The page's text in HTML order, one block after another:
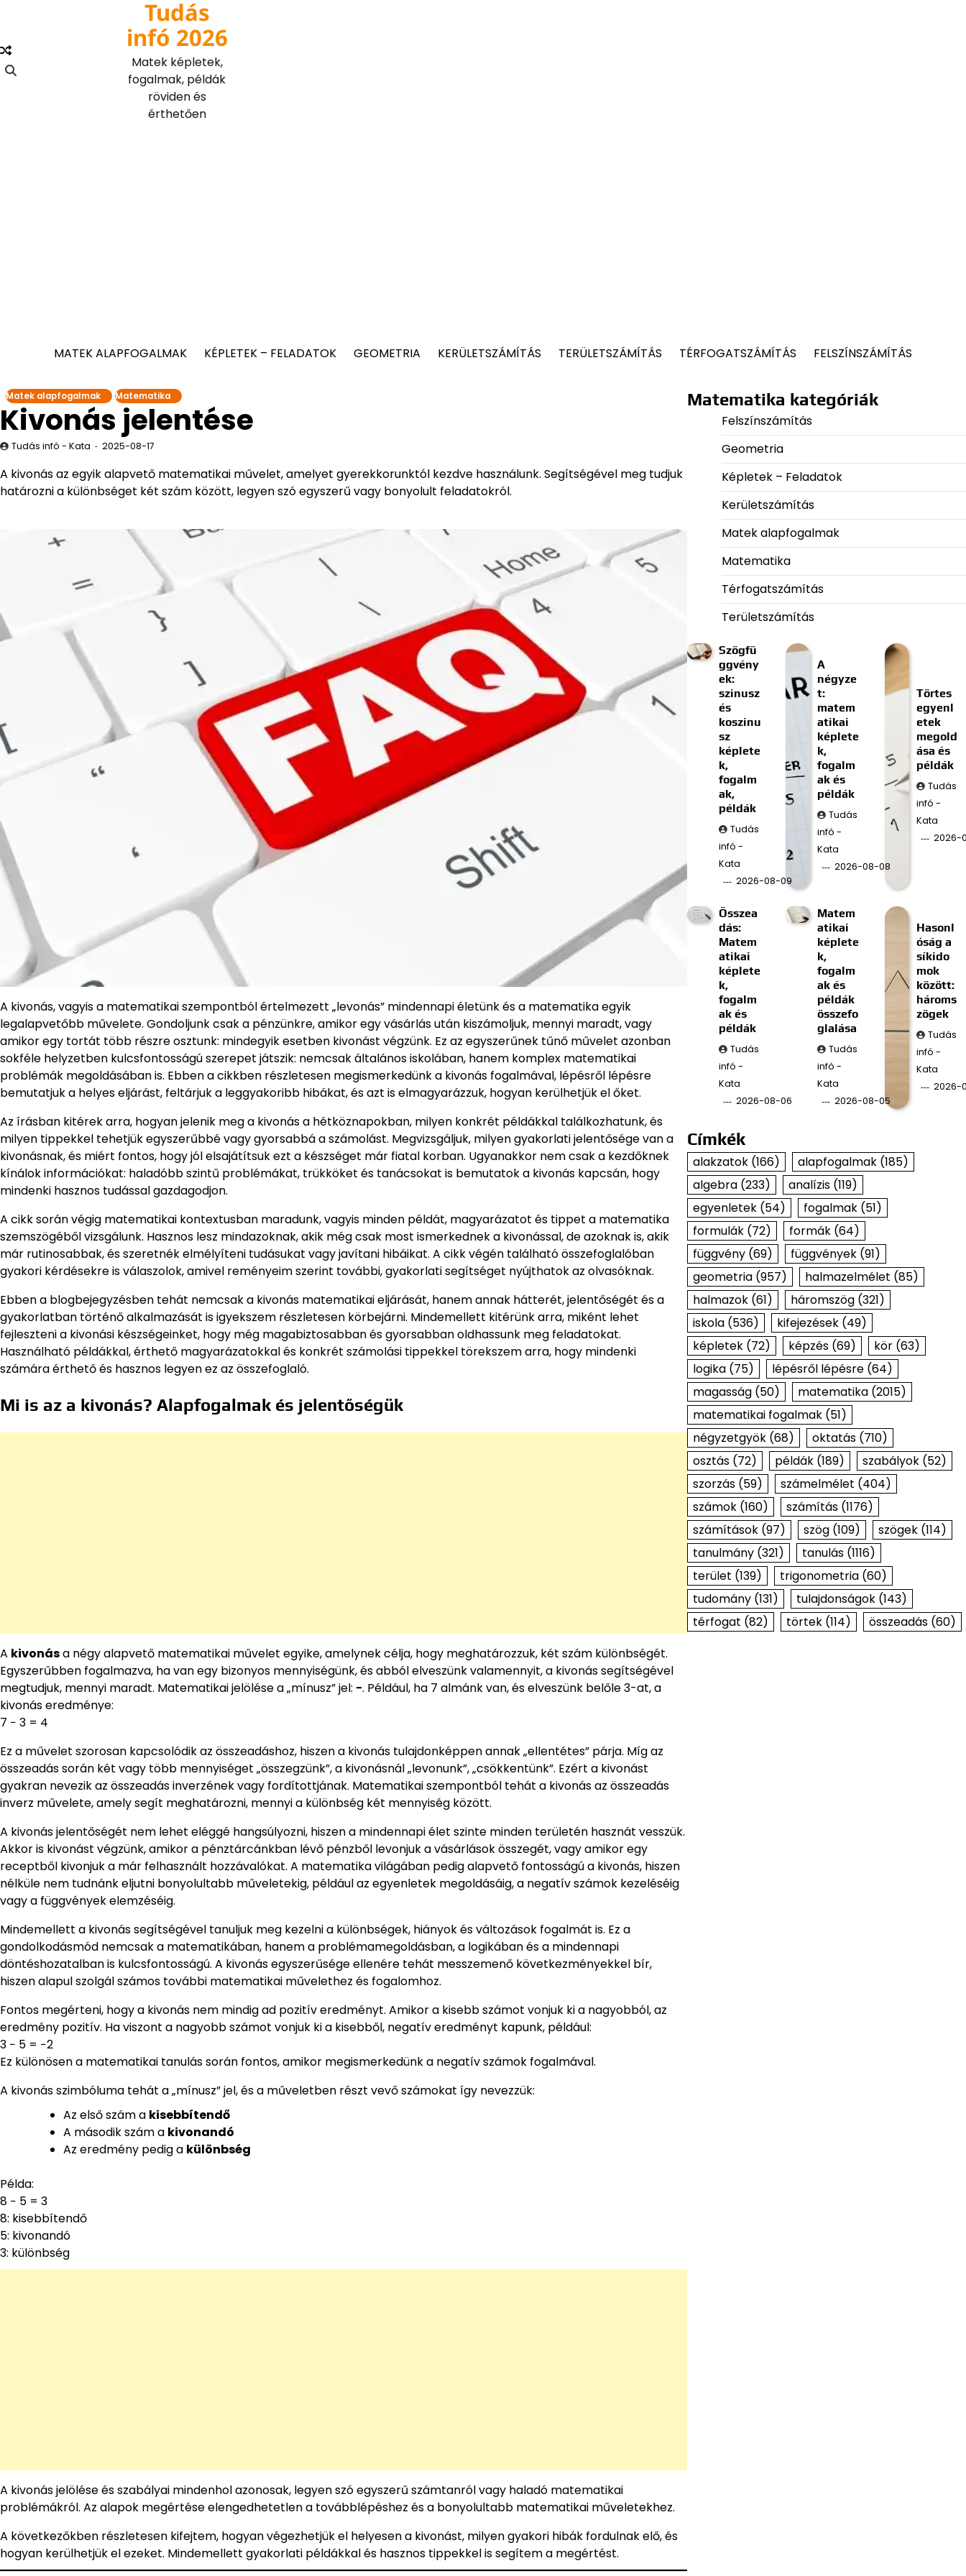
content
Tudás
infó 2026
Matek képletek,
fogalmak, példák
röviden és
érthetően
MATEK ALAPFOGALMAK KÉPLETEK – FELADATOK GEOMETRIA KERÜLETSZÁMÍTÁS TERÜLETSZÁMÍTÁS TÉRFOGATSZÁMÍTÁS FELSZÍNSZÁMÍTÁS
Matek alapfogalmak Matematika
Kivonás jelentése
Tudás infó - Kata 2025-08-17
A kivonás az egyik alapvető matematikai művelet, amelyet gyerekkorunktól kezdve használunk. Segítségével meg tudjuk
határozni a különbséget két szám között, legyen szó egyszerű vagy bonyolult feladatokról.
A kivonás, vagyis a matematikai szempontból értelmezett „levonás” mindennapi életünk és a matematika egyik
legalapvetőbb művelete. Gondoljunk csak a pénzünkre, amikor egy vásárlás után kiszámoljuk, mennyi maradt, vagy
amikor egy tortát több részre osztunk: mindegyik esetben kivonást végzünk. Ez az egyszerűnek tűnő művelet azonban
sokféle helyzetben kulcsfontosságú szerepet játszik: nemcsak általános iskolában, hanem komplex matematikai
problémák megoldásában is. Ebben a cikkben részletesen megismerkedünk a kivonás fogalmával, lépésről lépésre
bemutatjuk a helyes eljárást, feltárjuk a leggyakoribb hibákat, és azt is elmagyarázzuk, hogyan kerülhetjük el őket.
Az írásban kitérek arra, hogyan jelenik meg a kivonás a hétköznapokban, milyen konkrét példákkal találkozhatunk, és
milyen tippekkel tehetjük egyszerűbbé vagy gyorsabbá a számolást. Megvizsgáljuk, milyen gyakorlati jelentősége van a
kivonásnak, és miért fontos, hogy jól elsajátítsuk ezt a készséget már fiatal korban. Ugyanakkor nem csak a kezdőknek
kínálok információkat: haladóbb szintű problémákat, trükköket és tanácsokat is bemutatok a kivonás kapcsán, hogy
mindenki hasznos tudással gazdagodjon.
A cikk során végig matematikai kontextusban maradunk, vagyis minden példát, magyarázatot és tippet a matematika
szemszögéből vizsgálunk. Hasznos lesz mindazoknak, akik még csak most ismerkednek a kivonással, de azoknak is, akik
már rutinosabbak, és szeretnék elmélyíteni tudásukat vagy javítani hibáikat. A cikk végén található összefoglalóban
gyakori kérdésekre is válaszolok, amivel reményeim szerint további, gyakorlati segítséget nyújthatok az olvasóknak.
Ebben a blogbejegyzésben tehát nemcsak a kivonás matematikai eljárását, hanem annak hátterét, jelentőségét és a
gyakorlatban történő alkalmazását is igyekszem részletesen körbejárni. Mindemellett kitérünk arra, miként lehet
fejleszteni a kivonási készségeinket, hogy még magabiztosabban és gyorsabban oldhassunk meg feladatokat.
Használható példákkal, érthető magyarázatokkal és konkrét számolási tippekkel törekszem arra, hogy mindenki
számára érthető és hasznos legyen ez az összefoglaló.
Mi is az a kivonás? Alapfogalmak és jelentőségük
A kivonása négy alapvető matematikai művelet egyike, amelynek célja, hogy meghatározzuk, két szám különbségét.
Egyszerűbben fogalmazva, ha van egy bizonyos mennyiségünk, és abból elveszünk valamennyit, a kivonás segítségével
megtudjuk, mennyi maradt. Matematikai jelölése a „mínusz” jel: −. Például, ha 7 almánk van, és elveszünk belőle 3-at, a
kivonás eredménye:
7 − 3 = 4
Ez a művelet szorosan kapcsolódik az összeadáshoz, hiszen a kivonás tulajdonképpen annak „ellentétes” párja. Míg az
összeadás során két vagy több mennyiséget „összegzünk”, a kivonásnál „levonunk”, „csökkentünk”. Ezért a kivonást
gyakran nevezik az összeadás inverzének vagy fordítottjának. Matematikai szempontból tehát a kivonás az összeadás
inverz művelete, amely segít meghatározni, mennyi a különbség két mennyiség között.
A kivonás jelentőségét nem lehet eléggé hangsúlyozni, hiszen a mindennapi élet szinte minden területén hasznát vesszük.
Akkor is kivonást végzünk, amikor a pénztárcánkban lévő pénzből levonjuk a vásárlások összegét, vagy amikor egy
receptből kivonjuk a már felhasznált hozzávalókat. A matematika világában pedig alapvető fontosságú a kivonás, hiszen
nélküle nem tudnánk eljutni bonyolultabb műveletekig, például az egyenletek megoldásáig, a negatív számok kezeléséig
vagy a függvények elemzéséig.
Mindemellett a kivonás segítségével tanuljuk meg kezelni a különbségek, hiányok és változások fogalmát is. Ez a
gondolkodásmód nemcsak a matematikában, hanem a problémamegoldásban, a logikában és a mindennapi
döntéshozatalban is kulcsfontosságú. A kivonás egyszerűsége ellenére tehát messzemenő következményekkel bír,
hiszen alapul szolgál számos további matematikai művelethez és fogalomhoz.
Fontos megérteni, hogy a kivonás nem mindig ad pozitív eredményt. Amikor a kisebb számot vonjuk ki a nagyobból, az
eredmény pozitív. Ha viszont a nagyobb számot vonjuk ki a kisebből, negatív eredményt kapunk, például:
3 − 5 = −2
Ez különösen a matematikai tanulás során fontos, amikor megismerkedünk a negatív számok fogalmával.
A kivonás szimbóluma tehát a „mínusz” jel, és a műveletben részt vevő számokat így nevezzük:
Az első szám a kisebbítendő
A második szám a kivonandó
Az eredmény pedig a különbség
Példa:
8 − 5 = 3
8: kisebbítendő
5: kivonandó
3: különbség
A kivonás jelölése és szabályai mindenhol azonosak, legyen szó egyszerű számtanról vagy haladó matematikai
problémákról. Az alapok megértése elengedhetetlen a továbblépéshez és a bonyolultabb matematikai műveletekhez.
A következőkben részletesen kifejtem, hogyan végezhetjük el helyesen a kivonást, milyen gyakori hibák fordulnak elő, és
hogyan kerülhetjük el ezeket. Mindemellett gyakorlati példákkal és hasznos tippekkel is segítem a megértést.
Matematika kategóriák
Felszínszámítás
Geometria
Képletek – Feladatok
Kerületszámítás
Matek alapfogalmak
Matematika
Térfogatszámítás
Területszámítás
Szögfü
ggvény
ek:
szinusz
és
koszinu
sz
képlete
k,
fogalm
ak,
példák
Tudás
infó -
Kata
2026-08-09
A
négyze
t:
matem
atikai
képlete
k,
fogalm
ak és
példák
Tudás
infó -
Kata
2026-08-08
Törtes
egyenl
etek
megold
ása és
példák
Tudás
infó -
Kata
2026-
Összea
dás:
Matem
atikai
képlete
k,
fogalm
ak és
példák
Tudás
infó -
Kata
2026-08-06
Matem
atikai
képlete
k,
fogalm
ak és
példák
összefo
glalása
Tudás
infó -
Kata
2026-08-05
Hasonl
óság a
síkido
mok
között:
hároms
zögek
Tudás
infó -
Kata
2026-
Címkék
alakzatok(166) alapfogalmak(185)
algebra(233) analízis(119)
egyenletek(54) fogalmak(51)
formulák(72) formák(64)
függvény(69) függvények(91)
geometria(957) halmazelmélet (85)
halmazok(61) háromszög(321)
iskola(536) kifejezések(49)
képletek(72) képzés(69) kör(63)
logika(75) lépésről lépésre(64)
magasság(50) matematika(2015)
matematikai fogalmak(51)
négyzetgyök(68) oktatás(710)
osztás(72) példák(189) szabályok(52)
szorzás(59) számelmélet (404)
számok(160) számítás(1176)
számítások(97) szög(109) szögek(114)
tanulmány(321) tanulás(1116)
terület (139) trigonometria(60)
tudomány(131) tulajdonságok(143)
térfogat (82) törtek(114) összeadás(60)